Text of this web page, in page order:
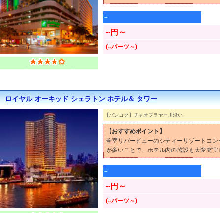
--
--円～
(--バーツ～)
ロイヤル オーキッド シェラトン ホテル＆ タワー
【バンコク】チャオプラヤー川沿い
【おすすめポイント】
全室リバービューのシティーリゾートコ
が多いことで、ホテル内の施設も大変充実
--
--円～
(--バーツ～)